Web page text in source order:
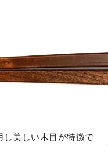
し美しい木目が特徴で